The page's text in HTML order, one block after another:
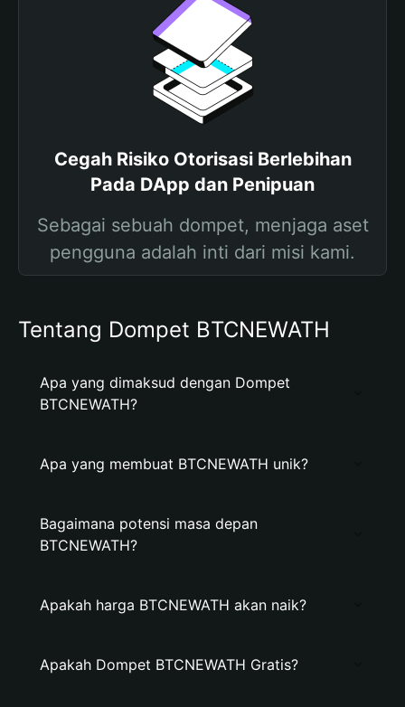
Cegah Risiko Otorisasi Berlebihan
Pada DApp dan Penipuan
Sebagai sebuah dompet, menjaga aset
pengguna adalah inti dari misi kami.
Tentang Dompet BTCNEWATH
Apa yang dimaksud dengan Dompet
BTCNEWATH?
Apa yang membuat BTCNEWATH unik?
Bagaimana potensi masa depan
BTCNEWATH?
Apakah harga BTCNEWATH akan naik?
Apakah Dompet BTCNEWATH Gratis?